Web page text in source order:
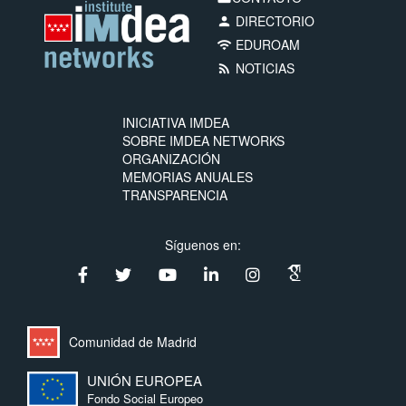
person DIRECTORIO
wifi EDUROAM
rss_feed NOTICIAS
INICIATIVA IMDEA
SOBRE IMDEA NETWORKS
ORGANIZACIÓN
MEMORIAS ANUALES
TRANSPARENCIA
Síguenos en:
Comunidad de Madrid
UNIÓN EUROPEA
Fondo Social Europeo